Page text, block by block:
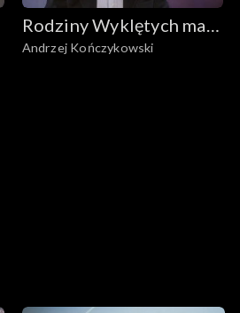
Rodziny Wyklętych mają
głos
Andrzej Kończykowski